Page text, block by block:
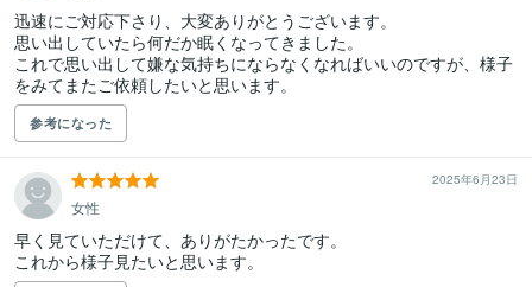
迅速にご対応下さり、大変ありがとうございます。
思い出していたら何だか眠くなってきました。
これで思い出して嫌な気持ちにならなくなればいいのですが、様子
をみてまたご依頼したいと思います。
参考になった
2025年6月23日
女性
早く見ていただけて、ありがたかったです。
これから様子見たいと思います。